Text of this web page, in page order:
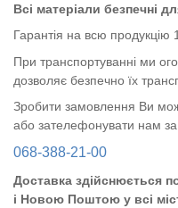
Всі матеріали безпечні
Гарантія на всю продукцію
При транспортуванні ми
дозволяє безпечно їх
Зробити замовлення Ви
або зателефонувати нам
068-388-21-00
Доставка здійснюється
і Новою Поштою у всі